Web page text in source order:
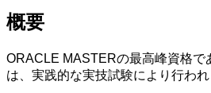
概要
ORACLE MASTERの最高峰資格
は、実践的な実技試験により行われ